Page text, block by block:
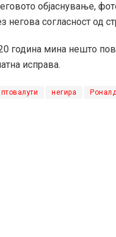
објаснување,
негова согласност од
година мина нешто
исправа.
негира